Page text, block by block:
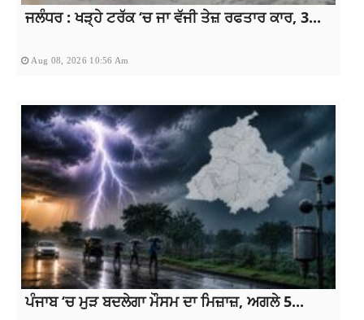
ਜਲੰਧਰ : ਖੜ੍ਹੇ ਟਰੱਕ ‘ਚ ਜਾ ਵੱਜੀ ਤੇਜ਼ ਰਫਤਾਰ ਕਾਰ, 3...
Aug 08, 2026 10:56 Am
ਪੰਜਾਬ ‘ਚ ਮੁੜ ਬਦਲੇਗਾ ਮੌਸਮ ਦਾ ਮਿਜ਼ਾਜ਼, ਅਗਲੇ 5...